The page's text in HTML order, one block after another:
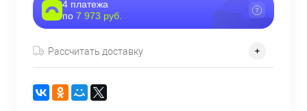
4 платежа
по 7 973 руб.
Рассчитать доставку